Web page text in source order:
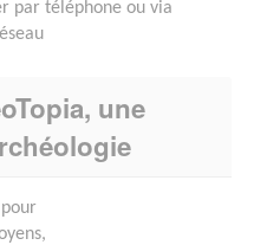
par téléphone ou via
une